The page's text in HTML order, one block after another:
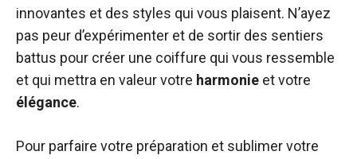
innovantes et des styles qui vous plaisent. N’ayez
pas peur d’expérimenter et de sortir des sentiers
battus pour créer une coiffure qui vous ressemble
et qui mettra en valeur votre harmonie et votre
élégance.
Pour parfaire votre préparation et sublimer votre